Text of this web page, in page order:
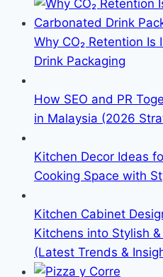
Why CO₂ Retention
Drink Packaging
How SEO and PR
in Malaysia (2026
Kitchen Decor Ideas
Cooking Space with
Kitchen Cabinet
Kitchens into Stylish
(Latest Trends &